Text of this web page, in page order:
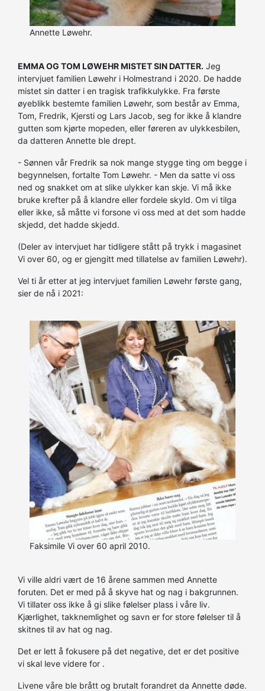
Annette Løwehr.
EMMA OG TOM LØWEHR MISTET SIN DATTER. Jeg
intervjuet familien Løwehr i Holmestrand i 2020. De hadde
mistet sin datter i en tragisk trafikkulykke. Fra første
øyeblikk bestemte familien Løwehr, som består av Emma,
Tom, Fredrik, Kjersti og Lars Jacob, seg for ikke å klandre
gutten som kjørte mopeden, eller føreren av ulykkesbilen,
da datteren Annette ble drept.
- Sønnen vår Fredrik sa nok mange stygge ting om begge i
begynnelsen, fortalte Tom Løwehr. - Men da satte vi oss
ned og snakket om at slike ulykker kan skje. Vi må ikke
bruke krefter på å klandre eller fordele skyld. Om vi tilga
eller ikke, så måtte vi forsone vi oss med at det som hadde
skjedd, det hadde skjedd.
(Deler av intervjuet har tidligere stått på trykk i magasinet
Vi over 60, og er gjengitt med tillatelse av familien Løwehr).
Vel ti år etter at jeg intervjuet familien Løwehr første gang,
sier de nå i 2021:
Faksimile Vi over 60 april 2010.
Vi ville aldri vært de 16 årene sammen med Annette
foruten. Det er med på å skyve hat og nag i bakgrunnen.
Vi tillater oss ikke å gi slike følelser plass i våre liv.
Kjærlighet, takknemlighet og savn er for store følelser til å
skitnes til av hat og nag.
Det er lett å fokusere på det negative, det er det positive
vi skal leve videre for .
Livene våre ble brått og brutalt forandret da Annette døde.